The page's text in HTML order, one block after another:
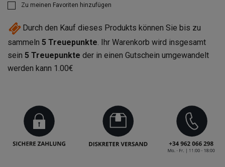
Zu meinen Favoriten hinzufügen
Durch den Kauf dieses Produkts können Sie bis zu
sammeln 5 Treuepunkte. Ihr Warenkorb wird insgesamt
sein 5 Treuepunkte der in einen Gutschein umgewandelt
werden kann 1.00€